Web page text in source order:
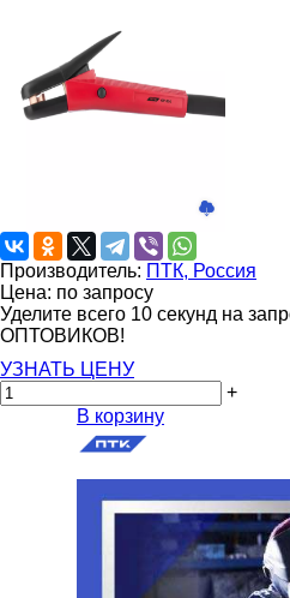
Производитель: ПТК, Россия
Цена: по запросу
Уделите всего 10 секунд на
ОПТОВИКОВ!
УЗНАТЬ ЦЕНУ
+
В корзину